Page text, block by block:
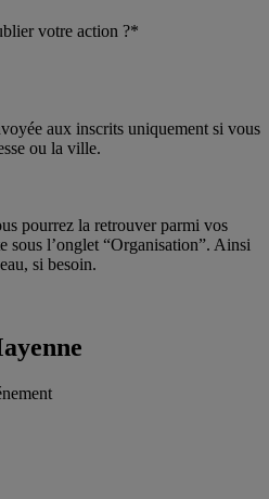
votre action ?*
aux inscrits uniquement si vous
ou la ville.
pourrez la retrouver parmi vos
sous l’onglet “Organisation”. Ainsi
si besoin.